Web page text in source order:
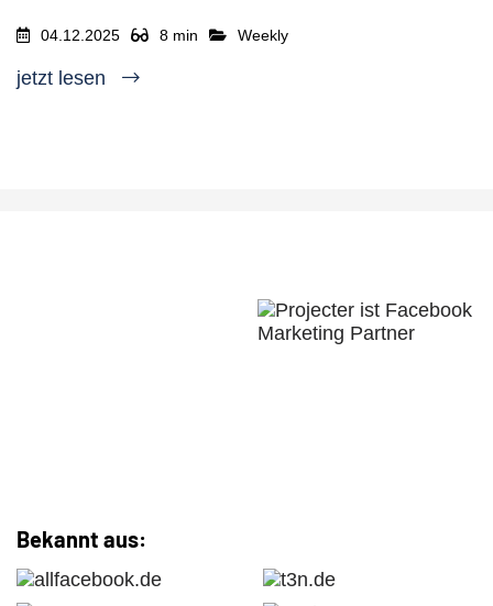
04.12.2025 8 min Weekly
jetzt lesen
Bekannt aus: